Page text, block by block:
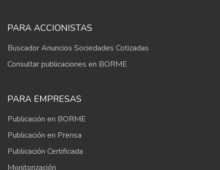
PARA ACCIONISTAS
Buscador Anuncios Sociedades Cotizadas
Consultar publicaciones en BORME
PARA EMPRESAS
Publicación en BORME
Publicación en Prensa
Publicación Certificada
Monitorización